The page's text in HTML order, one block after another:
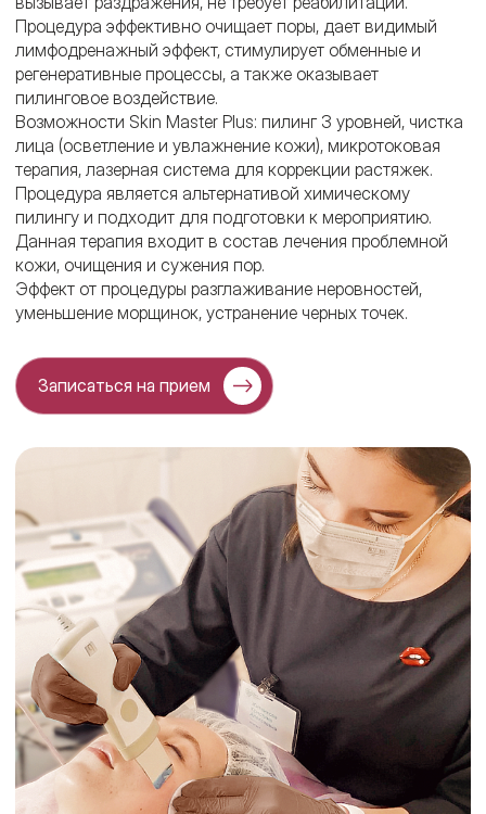
Процедура эффективно очищает поры, дает видимый
лимфодренажный эффект, стимулирует обменные и
регенеративные процессы, а также оказывает
пилинговое воздействие.
Возможности Skin Master Plus: пилинг 3 уровней, чистка
лица (осветление и увлажнение кожи), микротоковая
терапия, лазерная система для коррекции растяжек.
Процедура является альтернативой химическому
пилингу и подходит для подготовки к мероприятию.
Данная терапия входит в состав лечения проблемной
кожи, очищения и сужения пор.
Эффект от процедуры разглаживание неровностей,
уменьшение морщинок, устранение черных точек.
Записаться на прием